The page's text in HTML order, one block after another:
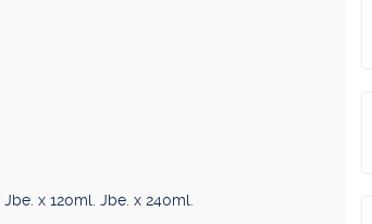
Jbe. x 120ml. Jbe. x 240ml.